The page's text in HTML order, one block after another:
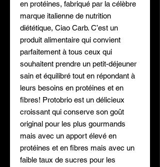
en protéines, fabriqué par la célèbre
marque italienne de nutrition
diététique, Ciao Carb. C’est un
produit alimentaire qui convient
parfaitement à tous ceux qui
souhaitent prendre un petit-déjeuner
sain et équilibré tout en répondant à
leurs besoins en protéines et en
fibres! Protobrio est un délicieux
croissant qui conserve son goût
original pour les plus gourmands
mais avec un apport élevé en
protéines et en fibres mais avec un
faible taux de sucres pour les